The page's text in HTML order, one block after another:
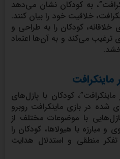
به کودکان نشان می‌دهد
خلاقیت خود را بیان کنند.
خلاقانه، کودکان را به طراحی و
ترغیب می‌کند و به آن‌ها اعتماد
کودکان با پازل‌های
در بازی ماینکرافت روبرو
با موضوعات مختلف از
مبارزه با هیولاها، کودکان را
منطقی و استدلال هدایت